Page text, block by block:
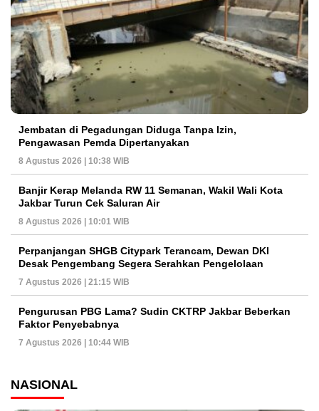
Jembatan di Pegadungan Diduga Tanpa Izin,
Pengawasan Pemda Dipertanyakan
8 Agustus 2026 | 10:38 WIB
Banjir Kerap Melanda RW 11 Semanan, Wakil Wali Kota
Jakbar Turun Cek Saluran Air
8 Agustus 2026 | 10:01 WIB
Perpanjangan SHGB Citypark Terancam, Dewan DKI
Desak Pengembang Segera Serahkan Pengelolaan
7 Agustus 2026 | 21:15 WIB
Pengurusan PBG Lama? Sudin CKTRP Jakbar Beberkan
Faktor Penyebabnya
7 Agustus 2026 | 10:44 WIB
NASIONAL